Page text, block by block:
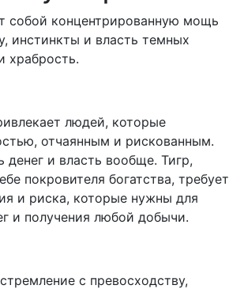
собой концентрированную мощь
инстинкты и власть темных
храбрость.
людей, которые
отчаянным и рискованным.
денег и власть вообще. Тигр,
покровителя богатства, требует
и риска, которые нужны для
и получения любой добычи.
с превосходству,